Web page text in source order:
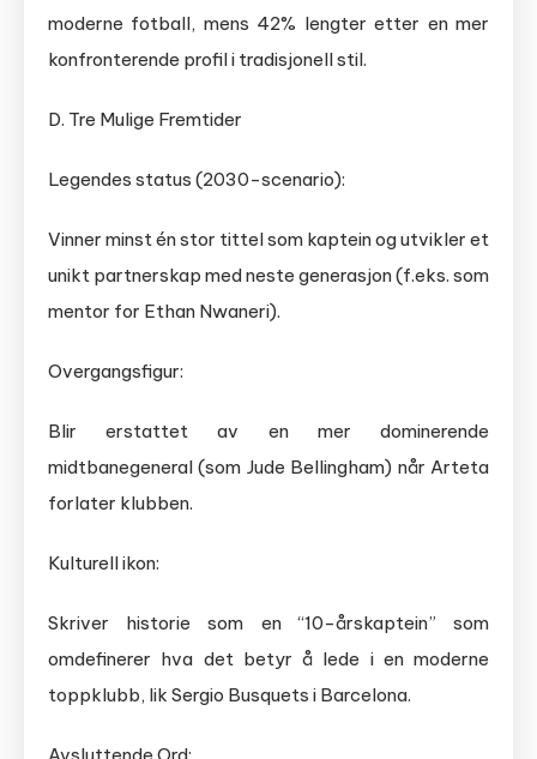
moderne fotball, mens 42% lengter etter en mer
konfronterende profil i tradisjonell stil.
D. Tre Mulige Fremtider
Legendes status (2030-scenario):
Vinner minst én stor tittel som kaptein og utvikler et
unikt partnerskap med neste generasjon (f.eks. som
mentor for Ethan Nwaneri).
Overgangsfigur:
Blir erstattet av en mer dominerende
midtbanegeneral (som Jude Bellingham) når Arteta
forlater klubben.
Kulturell ikon:
Skriver historie som en “10-årskaptein” som
omdefinerer hva det betyr å lede i en moderne
toppklubb, lik Sergio Busquets i Barcelona.